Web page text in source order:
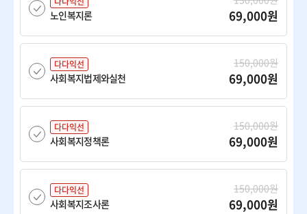
노인복지론 69,000원
다다익선
사회복지법제와실천
150,000원
69,000원
다다익선
사회복지정책론
150,000원
69,000원
다다익선
사회복지조사론
150,000원
69,000원